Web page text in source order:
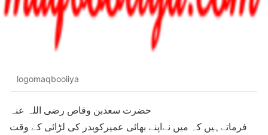
logomaqbooliya
حضرت سعدبن وقاص رضی اللہ عنہ
فرماتےہیں کہ میں نےاپنے بھائی عمیرکوبدر کی لڑائی کے وقت